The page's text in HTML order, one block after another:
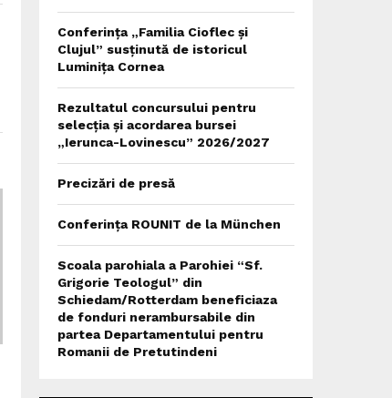
Conferința „Familia Cioflec și
Clujul” susținută de istoricul
Luminița Cornea
Rezultatul concursului pentru
selecția și acordarea bursei
„Ierunca-Lovinescu” 2026/2027
Precizări de presă
Conferința ROUNIT de la München
Scoala parohiala a Parohiei “Sf.
Grigorie Teologul” din
Schiedam/Rotterdam beneficiaza
de fonduri nerambursabile din
partea Departamentului pentru
Romanii de Pretutindeni